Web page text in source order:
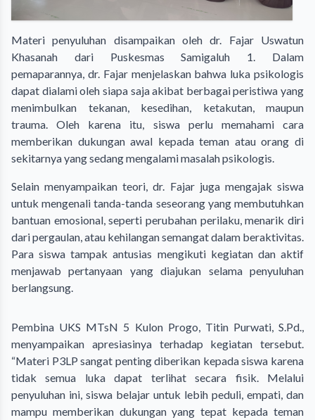
Materi penyuluhan disampaikan oleh dr. Fajar Uswatun
Khasanah dari Puskesmas Samigaluh 1. Dalam
pemaparannya, dr. Fajar menjelaskan bahwa luka psikologis
dapat dialami oleh siapa saja akibat berbagai peristiwa yang
menimbulkan tekanan, kesedihan, ketakutan, maupun
trauma. Oleh karena itu, siswa perlu memahami cara
memberikan dukungan awal kepada teman atau orang di
sekitarnya yang sedang mengalami masalah psikologis.
Selain menyampaikan teori, dr. Fajar juga mengajak siswa
untuk mengenali tanda-tanda seseorang yang membutuhkan
bantuan emosional, seperti perubahan perilaku, menarik diri
dari pergaulan, atau kehilangan semangat dalam beraktivitas.
Para siswa tampak antusias mengikuti kegiatan dan aktif
menjawab pertanyaan yang diajukan selama penyuluhan
berlangsung.
Pembina UKS MTsN 5 Kulon Progo, Titin Purwati, S.Pd.,
menyampaikan apresiasinya terhadap kegiatan tersebut.
“Materi P3LP sangat penting diberikan kepada siswa karena
tidak semua luka dapat terlihat secara fisik. Melalui
penyuluhan ini, siswa belajar untuk lebih peduli, empati, dan
mampu memberikan dukungan yang tepat kepada teman